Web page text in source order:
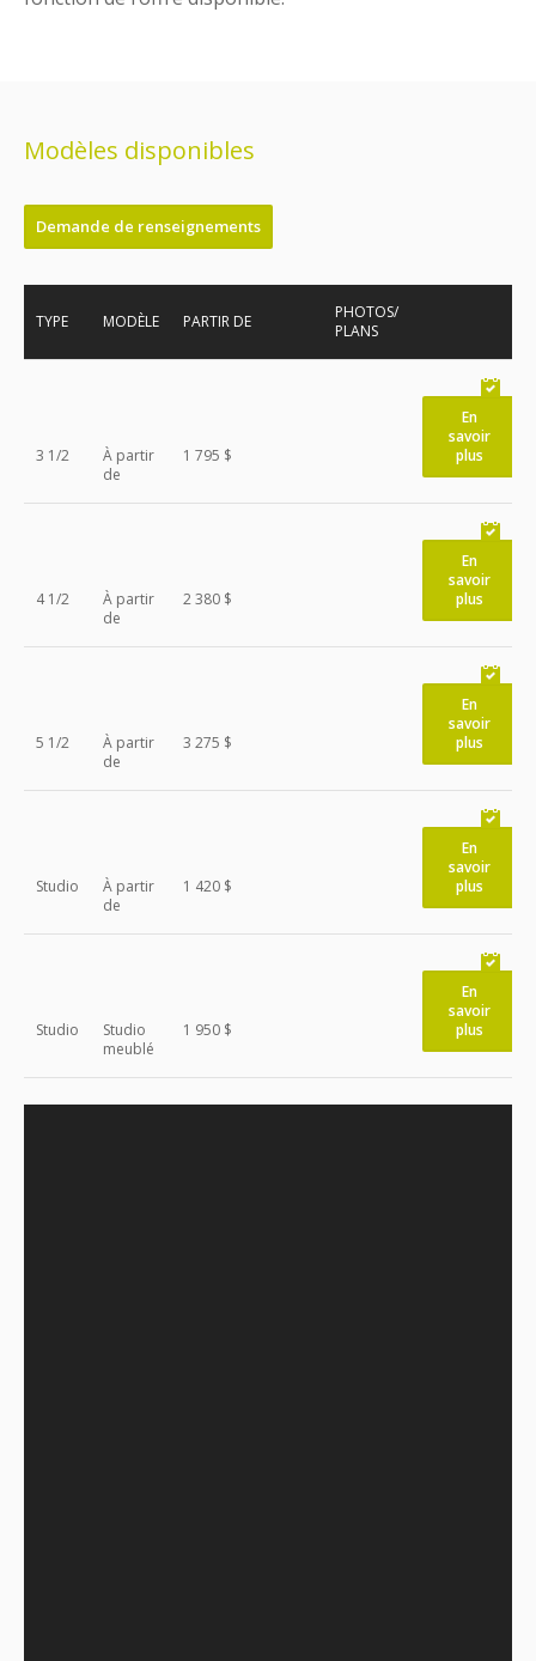
Modèles disponibles
Demande de renseignements
TYPE MODÈLE PARTIR DE
PHOTOS/
PLANS
3 1/2
À partir
de
1 795 $
En
savoir
plus
4 1/2
À partir
de
2 380 $
En
savoir
plus
5 1/2
À partir
de
3 275 $
En
savoir
plus
Studio
À partir
de
1 420 $
En
savoir
plus
Studio
Studio
meublé
1 950 $
En
savoir
plus